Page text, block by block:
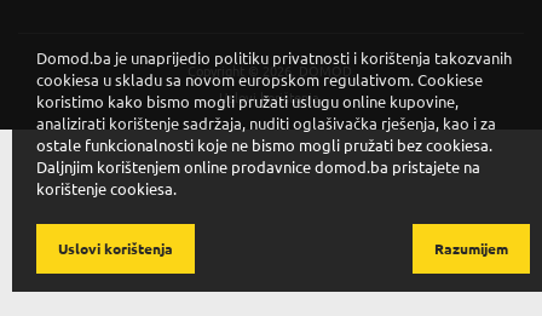
Copyright © 2026. DOMOD.
Uslovi korištenja.
Domod.ba je unaprijedio politiku privatnosti i korištenja takozvanih
cookiesa u skladu sa novom europskom regulativom. Cookiese
koristimo kako bismo mogli pružati uslugu online kupovine,
analizirati korištenje sadržaja, nuditi oglašivačka rješenja, kao i za
ostale funkcionalnosti koje ne bismo mogli pružati bez cookiesa.
Daljnjim korištenjem online prodavnice domod.ba pristajete na
korištenje cookiesa.
Razumijem
Uslovi korištenja